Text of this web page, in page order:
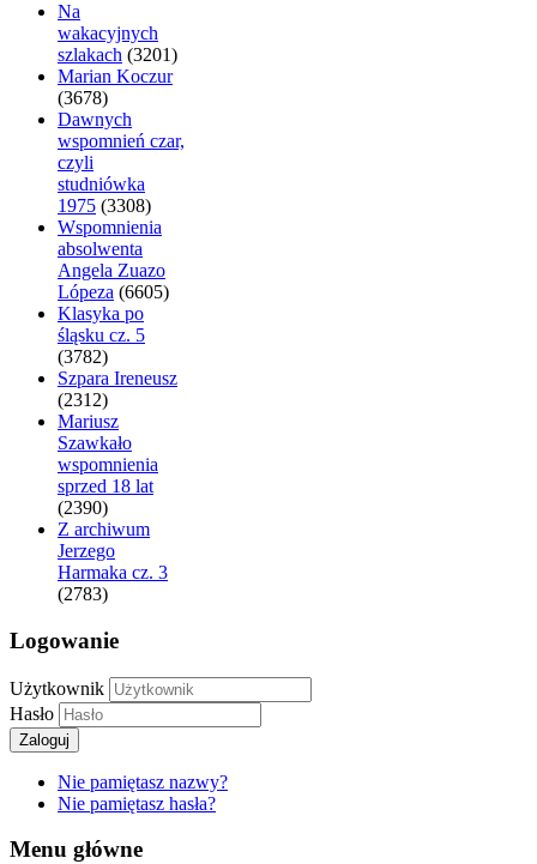
Na
wakacyjnych
szlakach (3201)
Marian Koczur
(3678)
Dawnych
wspomnień czar,
czyli
studniówka
1975 (3308)
Wspomnienia
absolwenta
Angela Zuazo
Lópeza (6605)
Klasyka po
śląsku cz. 5
(3782)
Szpara Ireneusz
(2312)
Mariusz
Szawkało
wspomnienia
sprzed 18 lat
(2390)
Z archiwum
Jerzego
Harmaka cz. 3
(2783)
Logowanie
Użytkownik
Hasło
Zaloguj
Nie pamiętasz nazwy?
Nie pamiętasz hasła?
Menu główne